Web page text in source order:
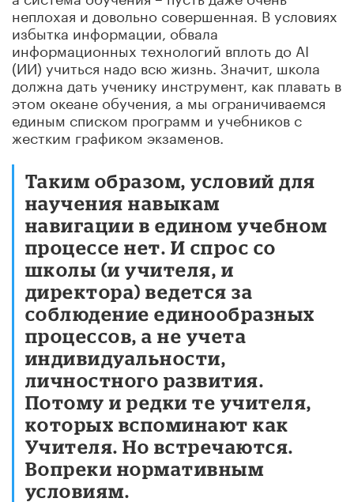
неплохая и довольно совершенная. В условиях
избытка информации, обвала
информационных технологий вплоть до AI
(ИИ) учиться надо всю жизнь. Значит, школа
должна дать ученику инструмент, как плавать в
этом океане обучения, а мы ограничиваемся
единым списком программ и учебников с
жестким графиком экзаменов.
Таким образом, условий для
научения навыкам
навигации в едином учебном
процессе нет. И спрос со
школы (и учителя, и
директора) ведется за
соблюдение единообразных
процессов, а не учета
индивидуальности,
личностного развития.
Потому и редки те учителя,
которых вспоминают как
Учителя. Но встречаются.
Вопреки нормативным
условиям.